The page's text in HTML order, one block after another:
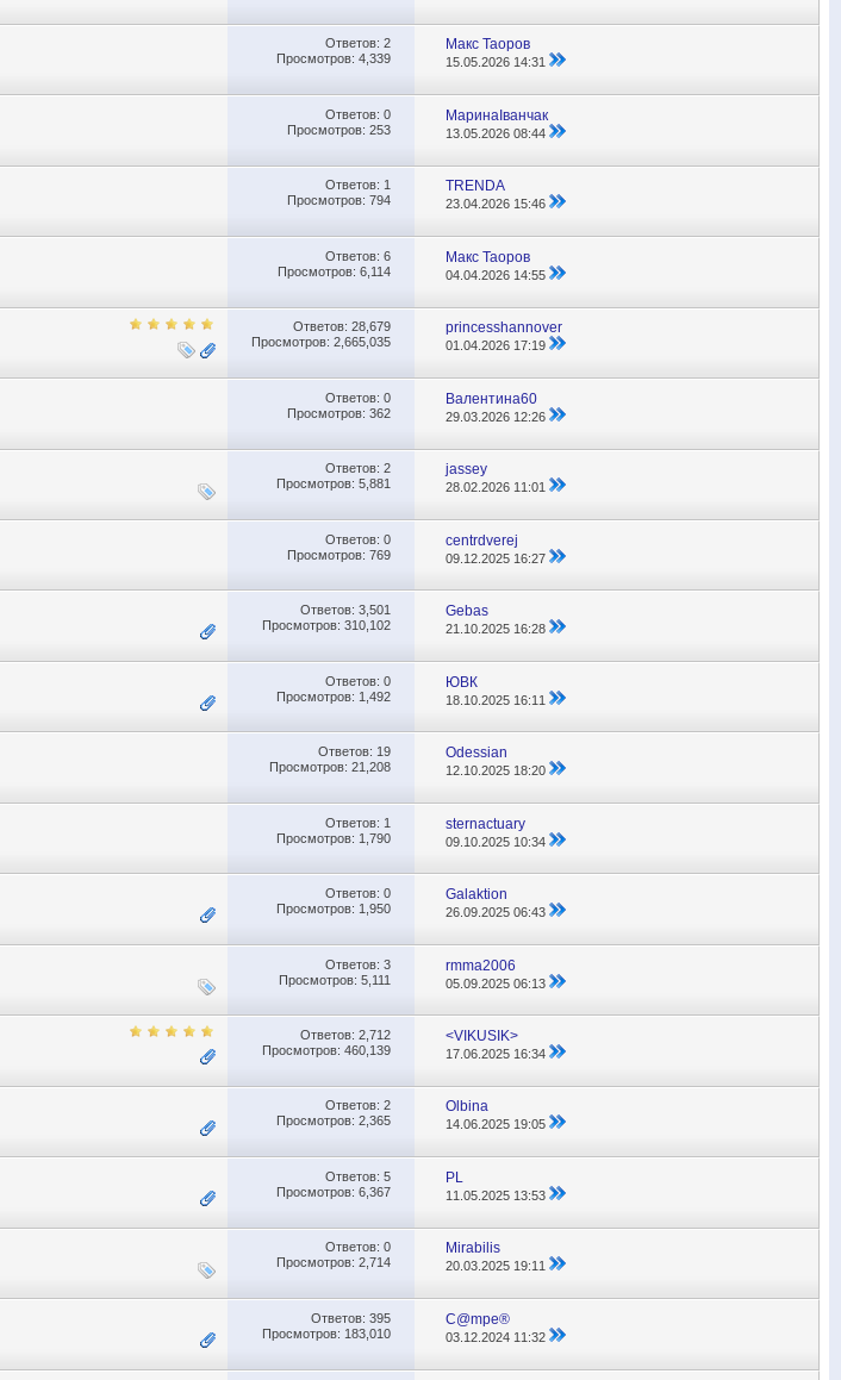
Ответов: 2
Просмотров: 4,339
Макс Таоров
15.05.202614:31
Ответов: 0
Просмотров: 253
МаринаІванчак
13.05.202608:44
Ответов: 1
Просмотров: 794
TRENDA
23.04.2026 15:46
Ответов: 6
Просмотров: 6,114
Макс Таоров
04.04.2026 14:55
Ответов: 28,679
Просмотров: 2,665,035
princesshannover
01.04.2026 17:19
Ответов: 0
Просмотров: 362
Валентина60
29.03.2026 12:26
Ответов: 2
Просмотров: 5,881
jassey
28.02.2026 11:01
Ответов: 0
Просмотров: 769
centrdverej
09.12.2025 16:27
Ответов: 3,501
Просмотров: 310,102
Gebas
21.10.2025 16:28
Ответов: 0
Просмотров: 1,492
ЮВК
18.10.2025 16:11
Ответов: 19
Просмотров: 21,208
Odessian
12.10.2025 18:20
Ответов: 1
Просмотров: 1,790
sternactuary
09.10.2025 10:34
Ответов: 0
Просмотров: 1,950
Galaktion
26.09.202506:43
Ответов: 3
Просмотров: 5,111
rmma2006
05.09.202506:13
Ответов: 2,712
Просмотров: 460,139
<VIKUSIK>
17.06.2025 16:34
Ответов: 2
Просмотров: 2,365
Olbina
14.06.202519:05
Ответов: 5
Просмотров: 6,367
PL
11.05.2025 13:53
Ответов: 0
Просмотров: 2,714
Mirabilis
20.03.2025 19:11
Ответов: 395
Просмотров: 183,010
C@mpe®
03.12.2024 11:32